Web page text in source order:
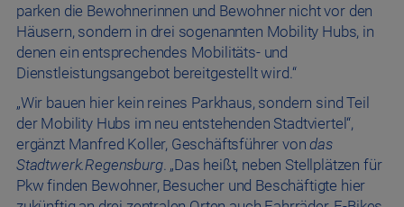
parken die Bewohnerinnen und Bewohner nicht vor den
Häusern, sondern in drei sogenannten Mobility Hubs, in
denen ein entsprechendes Mobilitäts- und
Dienstleistungsangebot bereitgestellt wird.“
„Wir bauen hier kein reines Parkhaus, sondern sind Teil
der Mobility Hubs im neu entstehenden Stadtviertel“,
ergänzt Manfred Koller, Geschäftsführer vondas
Stadtwerk.Regensburg. „Das heißt, neben Stellplätzen für
Pkw finden Bewohner, Besucher und Beschäftigte hier